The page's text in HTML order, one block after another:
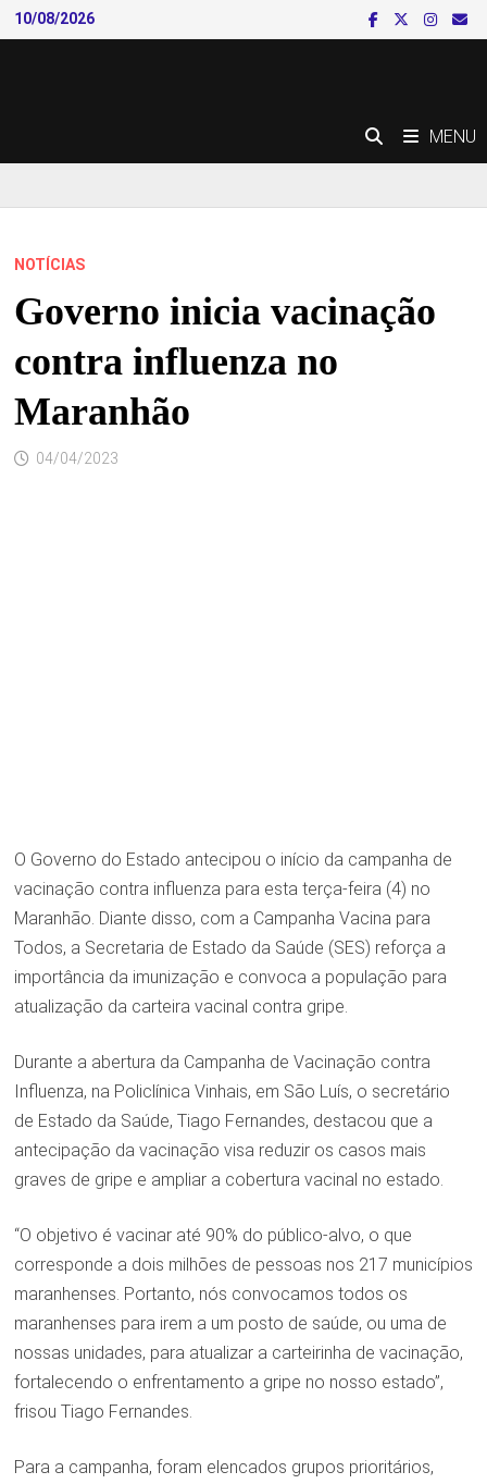
Skip
to
10/08/2026
MENU
NOTÍCIAS
Governo inicia vacinação
contra influenza no
Maranhão
04/04/2023
O Governo do Estado antecipou o início da campanha de
vacinação contra influenza para esta terça-feira (4) no
Maranhão. Diante disso, com a Campanha Vacina para
Todos, a Secretaria de Estado da Saúde (SES) reforça a
importância da imunização e convoca a população para
atualização da carteira vacinal contra gripe.
Durante a abertura da Campanha de Vacinação contra
Influenza, na Policlínica Vinhais, em São Luís, o secretário
de Estado da Saúde, Tiago Fernandes, destacou que a
antecipação da vacinação visa reduzir os casos mais
graves de gripe e ampliar a cobertura vacinal no estado.
“O objetivo é vacinar até 90% do público-alvo, o que
corresponde a dois milhões de pessoas nos 217 municípios
maranhenses. Portanto, nós convocamos todos os
maranhenses para irem a um posto de saúde, ou uma de
nossas unidades, para atualizar a carteirinha de vacinação,
fortalecendo o enfrentamento a gripe no nosso estado”,
frisou Tiago Fernandes.
Para a campanha, foram elencados grupos prioritários,